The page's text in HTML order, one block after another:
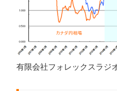
有限会社フォレックスラジ